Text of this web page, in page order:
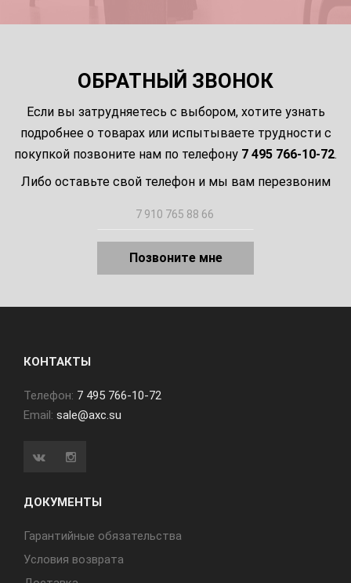
ОБРАТНЫЙ ЗВОНОК
Если вы затрудняетесь с выбором, хотите узнать
подробнее о товарах или испытываете трудности с
покупкой позвоните нам по телефону 7 495 766-10-72.
Либо оставьте свой телефон и мы вам перезвоним
Позвоните мне
КОНТАКТЫ
Телефон: 7 495 766-10-72
Email: sale@axc.su
ДОКУМЕНТЫ
Гарантийные обязательства
Условия возврата